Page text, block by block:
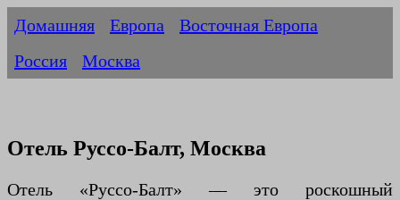
Домашняя Европа
Восточная Европа
Россия
Москва
Отель Руссо-Балт, Москва
Отель «Руссо-Балт» — это роскошный